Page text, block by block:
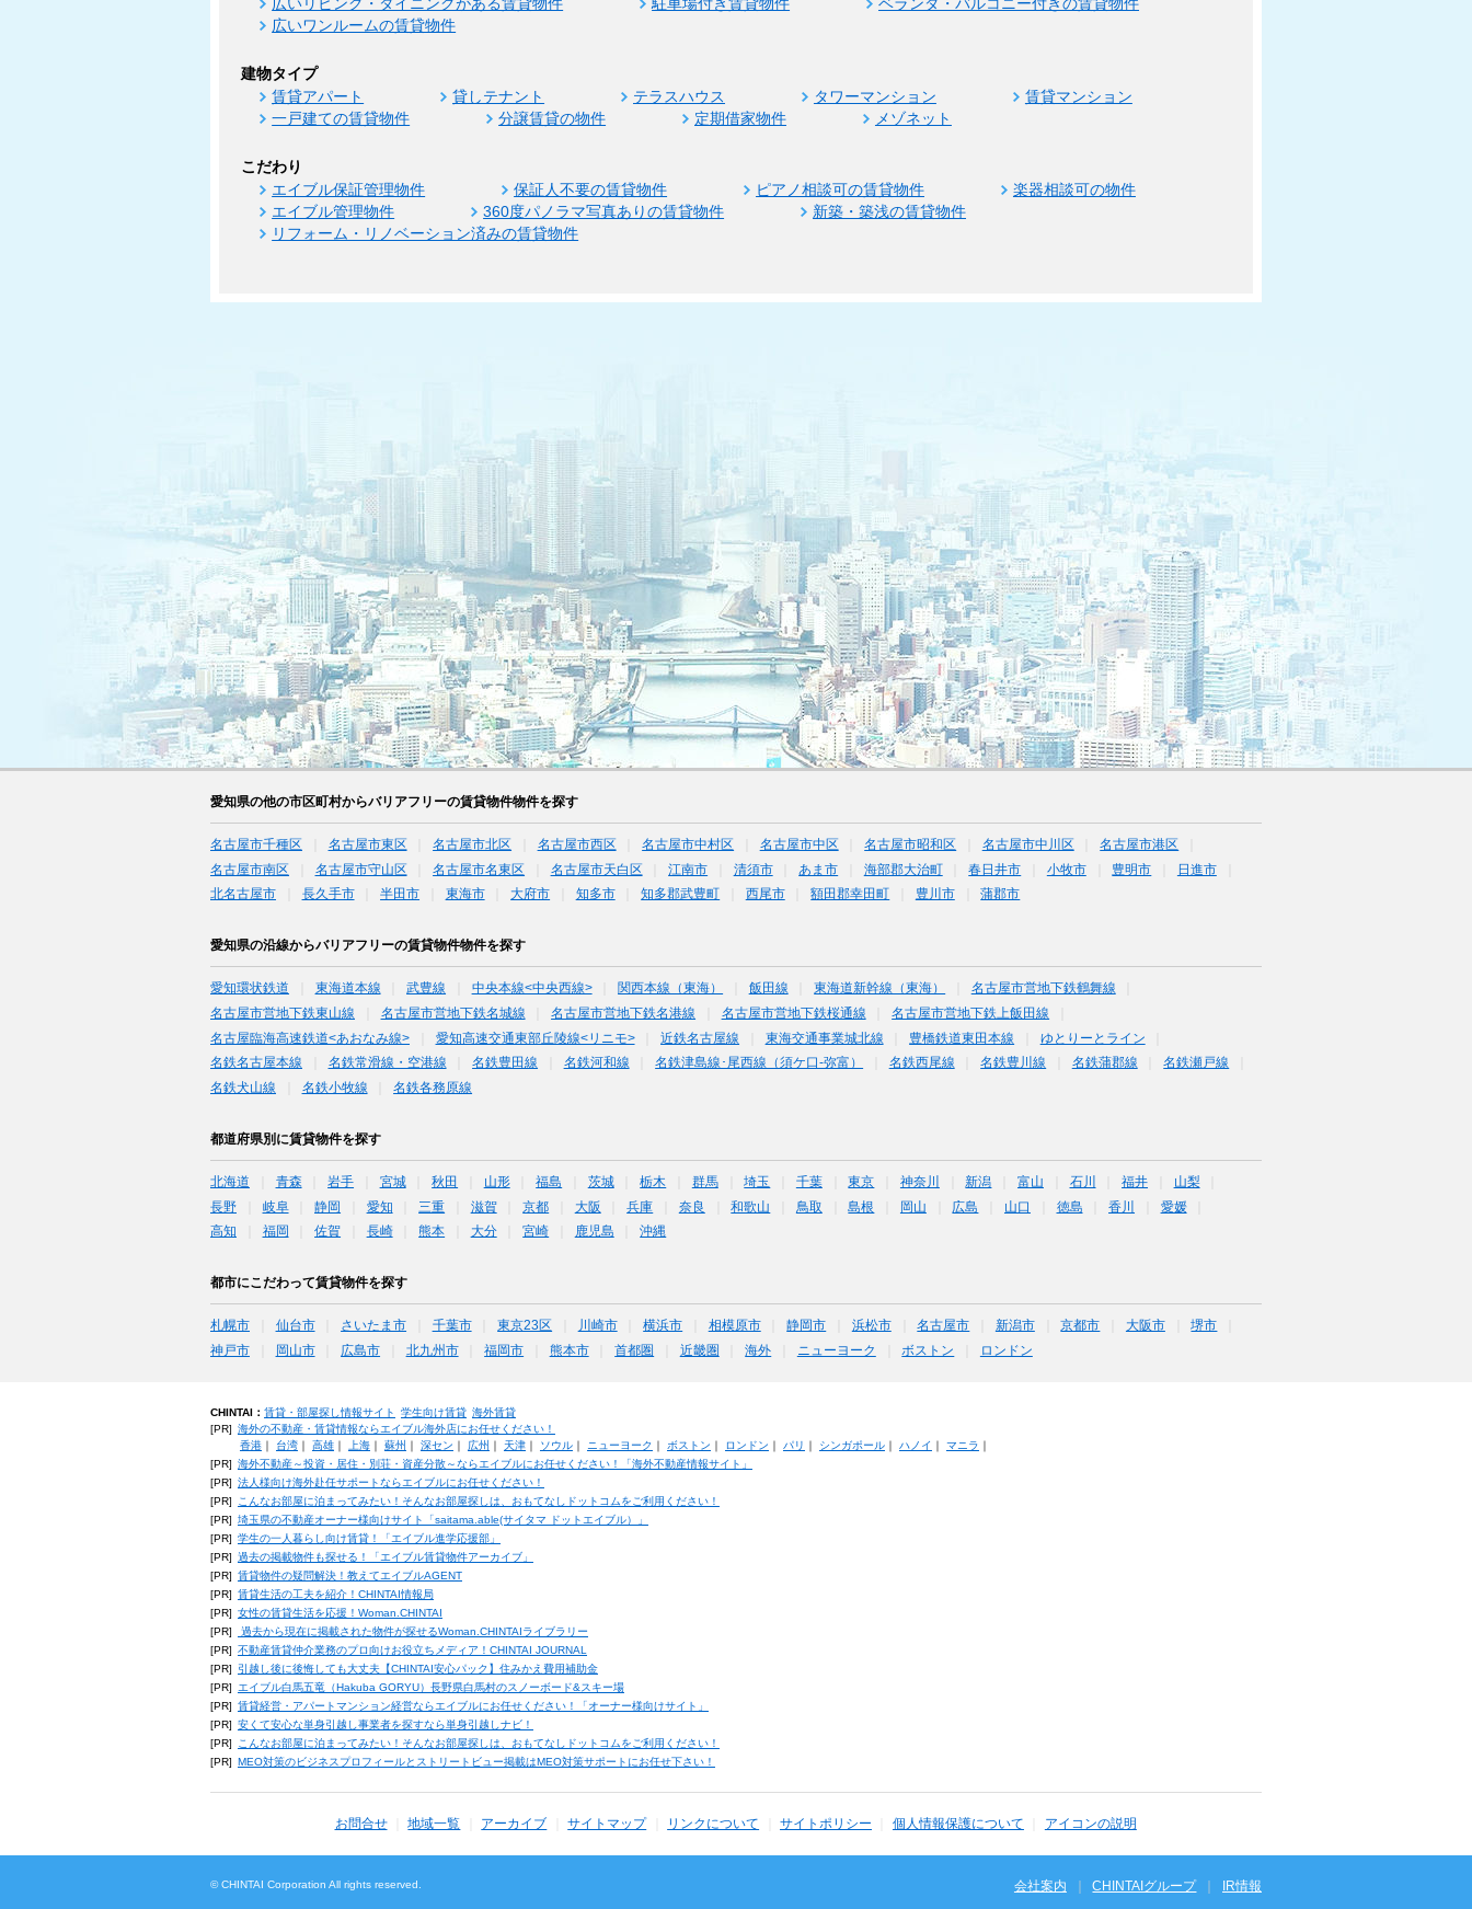
広いワンルームの賃貸物件
建物タイプ
賃貸アパート 貸しテナント テラスハウス タワーマンション
賃貸マンション
一戸建ての賃貸物件
分譲賃貸の物件 定期借家物件 メゾネット
こだわり
エイブル保証管理物件 保証人不要の賃貸物件 ピアノ相談可の賃貸物件
楽器相談可の物件
エイブル管理物件
360度パノラマ写真ありの賃貸物件
新築・築浅の賃貸物件
リフォーム・リノベーション済みの賃貸物件
愛知県の他の市区町村からバリアフリーの賃貸物件物件を探す
名古屋市千種区 名古屋市東区 名古屋市北区 名古屋市西区 名古屋市中村区 名古屋市中区 名古屋市昭和区 名古屋市中川区
名古屋市港区
名古屋市南区
名古屋市守山区 名古屋市名東区 名古屋市天白区 江南市 清須市 あま市 海部郡大治町 春日井市 小牧市 豊明市
日進市
北名古屋市
長久手市 半田市 東海市 大府市 知多市 知多郡武豊町 西尾市 額田郡幸田町 豊川市 蒲郡市
愛知県の沿線からバリアフリーの賃貸物件物件を探す
愛知環状鉄道 東海道本線 武豊線 中央本線<中央西線> 関西本線（東海） 飯田線 東海道新幹線（東海）
名古屋市営地下鉄鶴舞線
名古屋市営地下鉄東山線
名古屋市営地下鉄名城線 名古屋市営地下鉄名港線 名古屋市営地下鉄桜通線
名古屋市営地下鉄上飯田線
名古屋臨海高速鉄道<あおなみ線>
愛知高速交通東部丘陵線<リニモ> 近鉄名古屋線 東海交通事業城北線 豊橋鉄道東田本線
ゆとりーとライン
名鉄名古屋本線
名鉄常滑線・空港線 名鉄豊田線 名鉄河和線 名鉄津島線･尾西線（須ケ口-弥富） 名鉄西尾線 名鉄豊川線 名鉄蒲郡線
名鉄瀬戸線
名鉄犬山線
名鉄小牧線 名鉄各務原線
都道府県別に賃貸物件を探す
北海道 青森 岩手 宮城 秋田 山形 福島 茨城 栃木 群馬 埼玉 千葉 東京 神奈川 新潟 富山 石川 福井
山梨
長野
岐阜 静岡 愛知 三重 滋賀 京都 大阪 兵庫 奈良 和歌山 鳥取 島根 岡山 広島 山口 徳島 香川
愛媛
高知
福岡 佐賀 長崎 熊本 大分 宮崎 鹿児島 沖縄
都市にこだわって賃貸物件を探す
札幌市 仙台市 さいたま市 千葉市 東京23区 川崎市 横浜市 相模原市 静岡市 浜松市 名古屋市 新潟市 京都市 大阪市
堺市
神戸市
岡山市 広島市 北九州市 福岡市 熊本市 首都圏 近畿圏 海外 ニューヨーク ボストン ロンドン
CHINTAI： 賃貸・部屋探し情報サイト 学生向け賃貸 海外賃貸
[PR] 海外の不動産・賃貸情報ならエイブル海外店にお任せください！
香港｜ 台湾｜ 高雄｜ 上海｜ 蘇州 ｜ 深セン ｜ 広州 ｜ 天津｜ ソウル｜ ニューヨーク ｜ ボストン ｜ ロンドン ｜ パリ ｜ シンガポール｜ ハノイ ｜ マニラ ｜
[PR] 海外不動産～投資・居住・別荘・資産分散～ならエイブルにお任せください！「海外不動産情報サイト」
[PR] 法人様向け海外赴任サポートならエイブルにお任せください！
[PR]
こんなお部屋に泊まってみたい！そんなお部屋探しは、おもてなしドットコムをご利用ください！
[PR] 埼玉県の不動産オーナー様向けサイト「saitama.able(サイタマ ドットエイブル）」
[PR] 学生の一人暮らし向け賃貸！「エイブル進学応援部」
[PR] 過去の掲載物件も探せる！「エイブル賃貸物件アーカイブ」
[PR] 賃貸物件の疑問解決！教えてエイブルAGENT
[PR] 賃貸生活の工夫を紹介！CHINTAI情報局
[PR] 女性の賃貸生活を応援！Woman.CHINTAI
[PR]
過去から現在に掲載された物件が探せるWoman.CHINTAIライブラリー
[PR] 不動産賃貸仲介業務のプロ向けお役立ちメディア！CHINTAI JOURNAL
[PR]
引越し後に後悔しても大丈夫【CHINTAI安心パック】住みかえ費用補助金
[PR]
エイブル白馬五竜（Hakuba GORYU）長野県白馬村のスノーボード&スキー場
[PR] 賃貸経営・アパートマンション経営ならエイブルにお任せください！「オーナー様向けサイト」
[PR] 安くて安心な単身引越し事業者を探すなら単身引越しナビ！
[PR]
こんなお部屋に泊まってみたい！そんなお部屋探しは、おもてなしドットコムをご利用ください！
[PR] MEO対策のビジネスプロフィールとストリートビュー掲載はMEO対策サポートにお任せ下さい！
お問合せ 地域一覧 アーカイブ サイトマップ リンクについて サイトポリシー 個人情報保護について アイコンの説明
会社案内 CHINTAIグループ IR情報
© CHINTAI Corporation All rights reserved.